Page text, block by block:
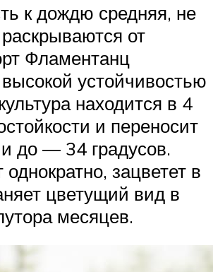
к дождю средняя, не
от
Фламентанц
устойчивостью
находится в 4
и переносит
до — 34 градусов.
однократно, зацветет в
цветущий вид в
месяцев.